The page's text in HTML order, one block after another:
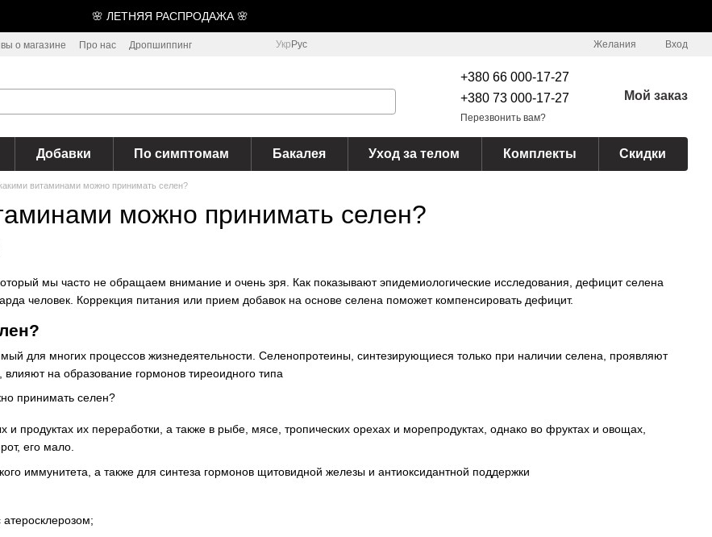
🌸 ЛЕТНЯЯ РАСПРОДАЖА 🌸
о магазине Про нас Дропшиппинг Укр Рус Желания Вход
+380 66 000-17-27
+380 73 000-17-27
Перезвонить вам?
Мой заказ
Добавки По симптомам Бакалея Уход за телом Комплекты Скидки
витаминами можно принимать селен?
можно принимать селен?
мы часто не обращаем внимание и очень зря. Как показывают эпидемиологические исследования, дефицит селена
человек. Коррекция питания или прием добавок на основе селена поможет компенсировать дефицит.
для многих процессов жизнедеятельности. Селенопротеины, синтезирующиеся только при наличии селена, проявляют
влияют на образование гормонов тиреоидного типа
и продуктах их переработки, а также в рыбе, мясе, тропических орехах и морепродуктах, однако во фруктах и овощах,
его мало.
иммунитета, а также для синтеза гормонов щитовидной железы и антиоксидантной поддержки